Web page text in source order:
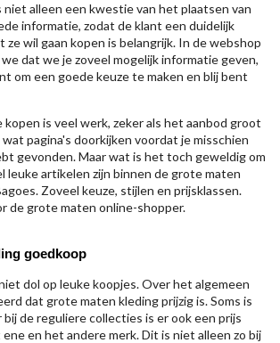
alleen een kwestie van het plaatsen van
informatie, zodat de klant een duidelijk
wil gaan kopen is belangrijk. In de webshop
dat we je zoveel mogelijk informatie geven,
om een goede keuze te maken en blij bent
is veel werk, zeker als het aanbod groot
pagina's doorkijken voordat je misschien
gevonden. Maar wat is het toch geweldig om
leuke artikelen zijn binnen de grote maten
Zoveel keuze, stijlen en prijsklassen.
de grote maten online-shopper.
goedkoop
dol op leuke koopjes. Over het algemeen
dat grote maten kleding prijzig is. Soms is
bij de reguliere collecties is er ook een prijs
en het andere merk. Dit is niet alleen zo bij